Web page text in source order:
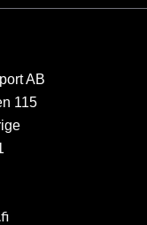
AB
115